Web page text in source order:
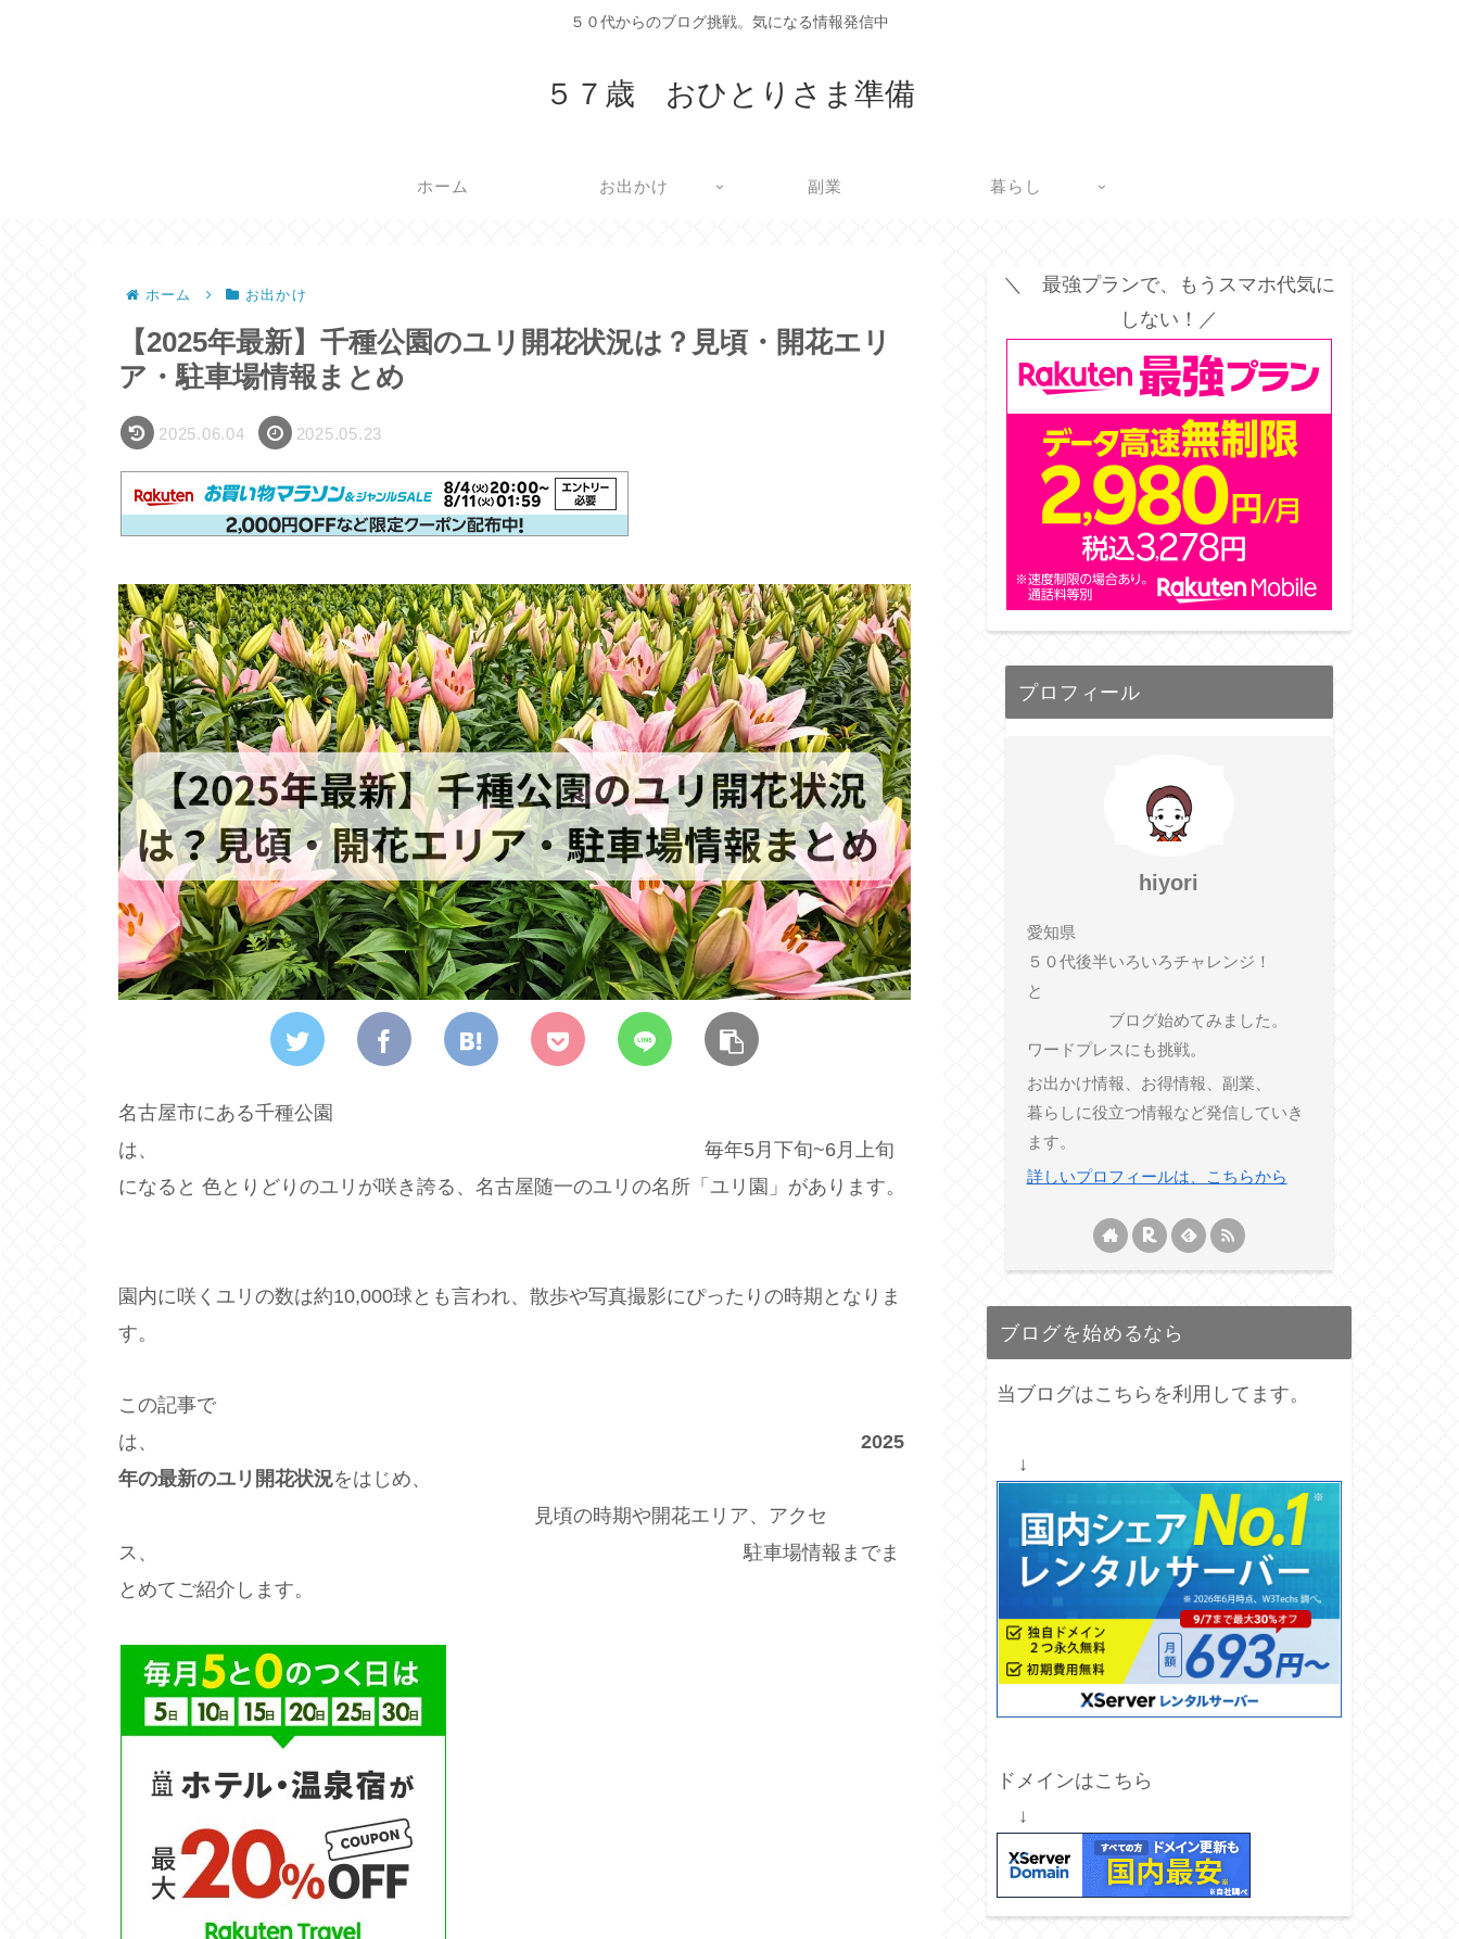
５０代からのブログ挑戦。気になる情報発信中
５７歳 おひとりさま準備
ホーム お出かけ 副業 暮らし
ホーム お出かけ
【2025年最新】千種公園のユリ開花状況は？見頃・開花エリ
ア・駐車場情報まとめ
2025.06.04 2025.05.23
名古屋市にある千種公園
は、 毎年5月下旬~6月上旬
になると 色とりどりのユリが咲き誇る、名古屋随一のユリの名所「ユリ園」があります。
園内に咲くユリの数は約10,000球とも言われ、散歩や写真撮影にぴったりの時期となりま
す。
この記事で
は、 2025
年の最新のユリ開花状況をはじめ、
見頃の時期や開花エリア、アクセ
ス、 駐車場情報までま
とめてご紹介します。
＼ 最強プランで、もうスマホ代気に
しない！／
プロフィール
hiyori
愛知県
５０代後半いろいろチャレンジ！
と
ブログ始めてみました。
ワードプレスにも挑戦。
お出かけ情報、お得情報、副業、
暮らしに役立つ情報など発信していき
ます。
詳しいプロフィールは、こちらから
ブログを始めるなら
当ブログはこちらを利用してます。
↓
ドメインはこちら
↓